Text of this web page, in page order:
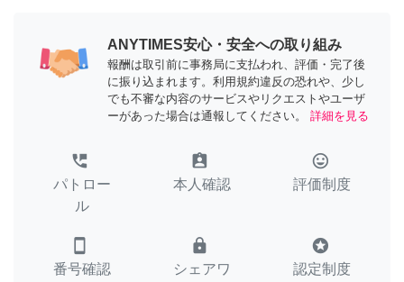
ANYTIMES安心・安全への取り組み
報酬は取引前に事務局に支払われ、評価・完了後
に振り込まれます。利用規約違反の恐れや、少し
でも不審な内容のサービスやリクエストやユーザ
ーがあった場合は通報してください。
詳細を見る
perm_phone_msg
パトロー
ル
assignment_ind
本人確認
tag_faces
評価制度
smartphone
番号確認
lock
シェアワ
stars
認定制度